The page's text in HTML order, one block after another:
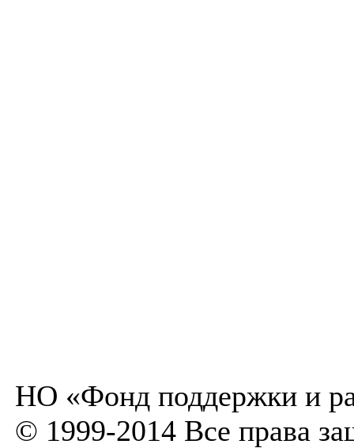
НО «Фонд поддержки и
© 1999-2014 Все права